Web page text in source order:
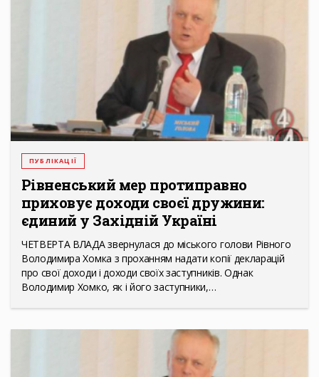
ПУБЛІКАЦІЇ
Рівненський мер протиправно
приховує доходи своєї дружини:
єдиний у Західній Україні
ЧЕТВЕРТА ВЛАДА звернулася до міського голови Рівного
Володимира Хомка з проханням надати копії декларацій
про свої доходи і доходи своїх заступників. Однак
Володимир Хомко, як і його заступники,…